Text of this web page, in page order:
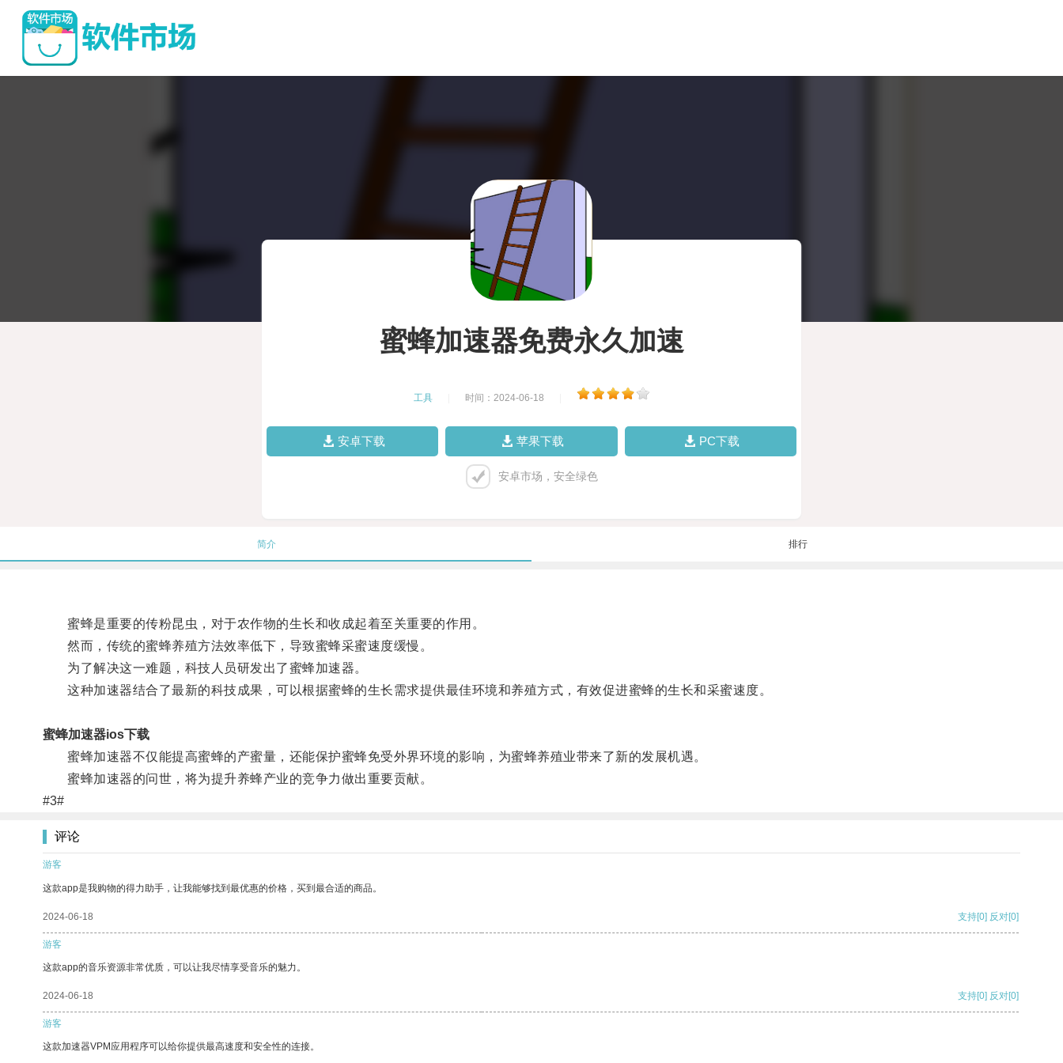
蜜蜂加速器免费永久加速
工具 时间：2024-06-18
安卓下载 苹果下载 PC下载
安卓市场，安全绿色
简介 排行
蜜蜂是重要的传粉昆虫，对于农作物的生长和收成起着至关重要的作用。
然而，传统的蜜蜂养殖方法效率低下，导致蜜蜂采蜜速度缓慢。
为了解决这一难题，科技人员研发出了蜜蜂加速器。
这种加速器结合了最新的科技成果，可以根据蜜蜂的生长需求提供最佳环境和养殖方式，有效促进蜜蜂的生长和采蜜速度。
蜜蜂加速器ios下载
蜜蜂加速器不仅能提高蜜蜂的产蜜量，还能保护蜜蜂免受外界环境的影响，为蜜蜂养殖业带来了新的发展机遇。
蜜蜂加速器的问世，将为提升养蜂产业的竞争力做出重要贡献。
#3#
评论
游客
这款app是我购物的得力助手，让我能够找到最优惠的价格，买到最合适的商品。
2024-06-18 支持[0] 反对[0]
游客
这款app的音乐资源非常优质，可以让我尽情享受音乐的魅力。
2024-06-18 支持[0] 反对[0]
游客
这款加速器VPM应用程序可以给你提供最高速度和安全性的连接。